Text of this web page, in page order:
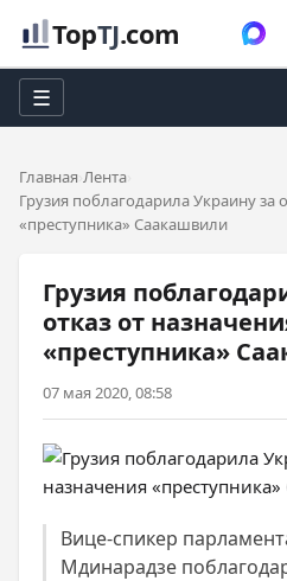
TopTJ.com
☰
Главная Лента
Грузия поблагодарила Украину за
«преступника» Саакашвили
Грузия
отказ от
«преступника»
07 мая 2020, 08:58
Вице-спикер
Мдинарадзе